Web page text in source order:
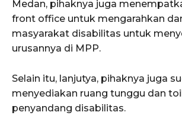
Medan, pihaknya juga
front office untuk mengarahkan
masyarakat disabilitas untuk
urusannya di MPP.
Selain itu, lanjutya, pihaknya juga
menyediakan ruang tunggu dan
penyandang disabilitas.